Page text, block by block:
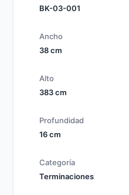
BK-03-001
Ancho
38 cm
Alto
383 cm
Profundidad
16 cm
Categoría
Terminaciones